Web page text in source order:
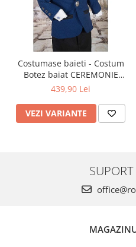
Costumase baieti - Costum
Botez baiat CEREMONIE
stofa albastra, 6 piese
439,90 Lei
VEZI VARIANTE